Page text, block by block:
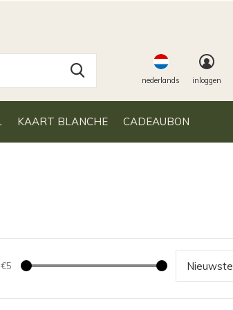
KAART BLANCHE CADEAUBON
nederlands inloggen
€5